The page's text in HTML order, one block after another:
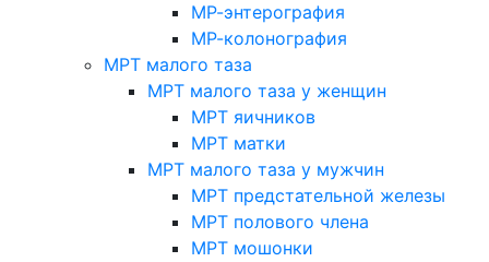
МР-энтерография
МР-колонография
МРТ малого таза
МРТ малого таза у женщин
МРТ яичников
МРТ матки
МРТ малого таза у мужчин
МРТ предстательной железы
МРТ полового члена
МРТ мошонки